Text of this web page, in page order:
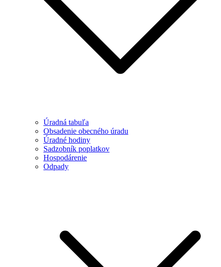
Úradná tabuľa
Obsadenie obecného úradu
Úradné hodiny
Sadzobník poplatkov
Hospodárenie
Odpady